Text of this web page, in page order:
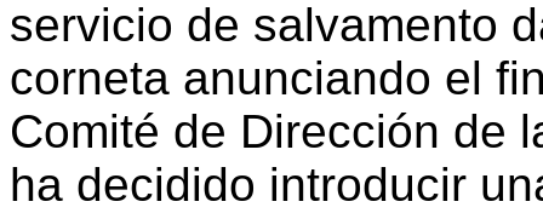
servicio de salvamento
corneta anunciando el
Comité de Dirección de
ha decidido introducir